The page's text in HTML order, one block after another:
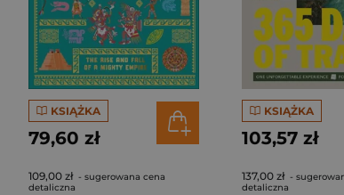
KSIĄŻKA
79,60 zł
109,00 zł - sugerowana cena
detaliczna
KSIĄŻKA
103,57 zł
137,00 zł -
detaliczna